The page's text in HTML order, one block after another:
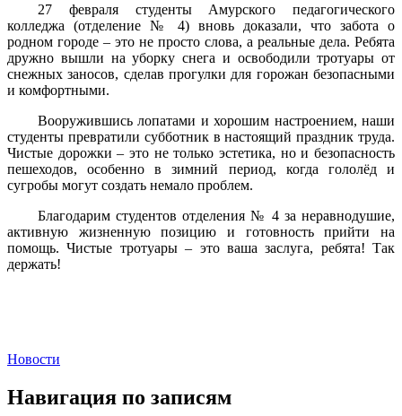
27 февраля студенты Амурского педагогического
колледжа (отделение № 4) вновь доказали, что забота о
родном городе – это не просто слова, а реальные дела. Ребята
дружно вышли на уборку снега и освободили тротуары от
снежных заносов, сделав прогулки для горожан безопасными
и комфортными.
Вооружившись лопатами и хорошим настроением, наши
студенты превратили субботник в настоящий праздник труда.
Чистые дорожки – это не только эстетика, но и безопасность
пешеходов, особенно в зимний период, когда гололёд и
сугробы могут создать немало проблем.
Благодарим студентов отделения № 4 за неравнодушие,
активную жизненную позицию и готовность прийти на
помощь. Чистые тротуары – это ваша заслуга, ребята! Так
держать!
Новости
Навигация по записям